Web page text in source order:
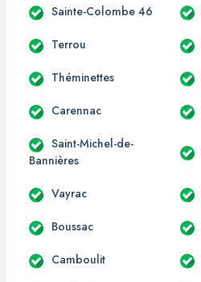
Sainte-Colombe 46
Terrou
Théminettes
Carennac
Saint-Michel-de-
Bannières
Vayrac
Boussac
Camboulit